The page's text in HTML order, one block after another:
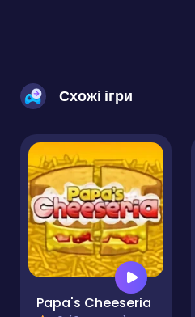
Схожі ігри
Papa's Cheeseria